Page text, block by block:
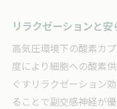
リラクゼーションと
高気圧環境下の酸素カ
度により細胞への酸素
ぐすリラクゼーション
ることで副交感神経が